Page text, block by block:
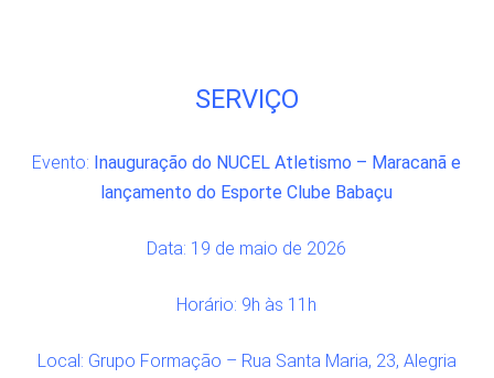
SERVIÇO
Evento: Inauguração do NUCEL Atletismo – Maracanã e
lançamento do Esporte Clube Babaçu
Data: 19 de maio de 2026
Horário: 9h às 11h
Local: Grupo Formação – Rua Santa Maria, 23, Alegria